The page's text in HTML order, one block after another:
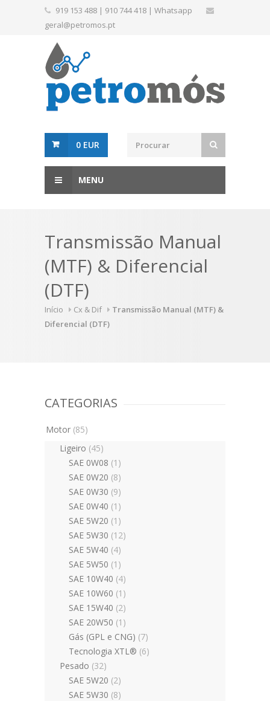
919 153 488 | 910 744 418 | Whatsapp
geral@petromos.pt
0 EUR
MENU
Transmissão Manual
(MTF) & Diferencial
(DTF)
Início Cx & Dif
Transmissão Manual (MTF) &
Diferencial (DTF)
CATEGORIAS
Motor (85)
Ligeiro (45)
SAE 0W08 (1)
SAE 0W20 (8)
SAE 0W30 (9)
SAE 0W40 (1)
SAE 5W20 (1)
SAE 5W30 (12)
SAE 5W40 (4)
SAE 5W50 (1)
SAE 10W40 (4)
SAE 10W60 (1)
SAE 15W40 (2)
SAE 20W50 (1)
Gás (GPL e CNG) (7)
Tecnologia XTL® (6)
Pesado (32)
SAE 5W20 (2)
SAE 5W30 (8)